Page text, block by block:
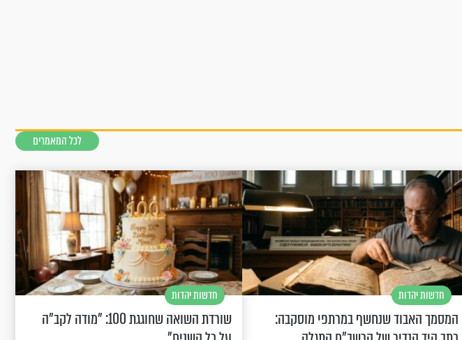
לכל המאמרים
חדשות יהדות
המסמך האבוד שנחשף במרתפי מוסקבה:
חדשות יהדות
שורדת השואה שחוגגת 100: "מודה לקב"ה